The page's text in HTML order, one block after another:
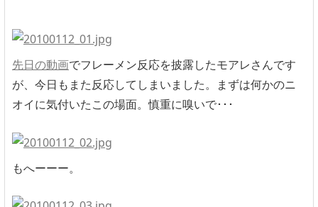
先日の動画でフレーメン反応を披露したモアレさんです
が、今日もまた反応してしまいました。まずは何かのニ
オイに気付いたこの場面。慎重に嗅いで･･･
もへーーー。